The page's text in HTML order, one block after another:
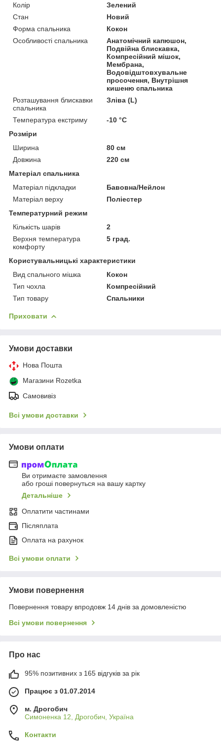
Колір
Зелений
Стан
Новий
Форма спальника
Кокон
Особливості спальника
Анатомічний капюшон,
Подвійна блискавка,
Компресійний мішок,
Мембрана,
Водовідштовхувальне
просочення, Внутрішня
кишеню спальника
Розташування блискавки
спальника
Зліва (L)
Температура екстриму
-10 °С
Розміри
Ширина
80 см
Довжина
220 см
Матеріал спальника
Матеріал підкладки
Бавовна/Нейлон
Матеріал верху
Поліестер
Температурний режим
Кількість шарів
2
Верхня температура
комфорту
5 град.
Користувальницькі характеристики
Вид спального мішка
Кокон
Тип чохла
Компресійний
Тип товару
Спальники
Приховати
Умови доставки
Нова Пошта
Магазини Rozetka
Самовивіз
Всі умови доставки
Умови оплати
Ви отримаєте замовлення
або гроші повернуться на вашу картку
Детальніше
Оплатити частинами
Післяплата
Оплата на рахунок
Всі умови оплати
Умови повернення
Повернення товару впродовж 14 днів за домовленістю
Всі умови повернення
Про нас
95% позитивних з 165 відгуків за рік
Працює з 01.07.2014
м. Дрогобич
Симоненка 12, Дрогобич, Україна
Контакти